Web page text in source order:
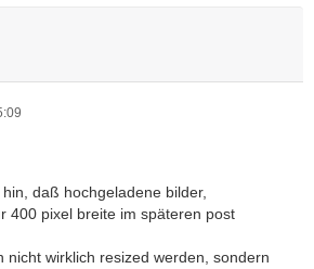
daß hochgeladene bilder,
400 pixel breite im späteren post
nicht wirklich resized werden, sondern